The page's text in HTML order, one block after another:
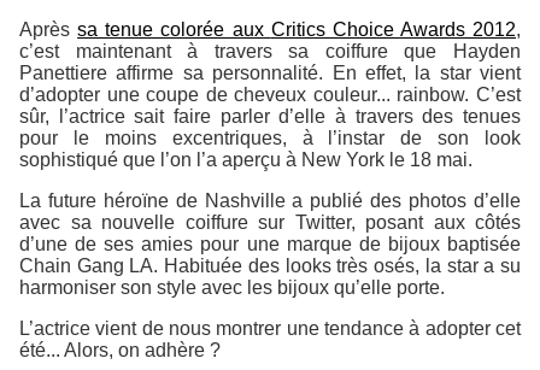
Aprèssa tenue colorée aux Critics Choice Awards 2012,
c’est maintenant à travers sa coiffure que
Hayden
Panettiere affirme sa personnalité. En effet, la star vient
d’adopter une coupe de cheveux couleur... rainbow. C’est
sûr, l’actrice sait faire parler d’elle à travers des tenues
pour le moins excentriques, à l’instar de son look
sophistiqué que l’on l’a aperçu à New York le 18 mai.
La future héroïne de Nashvillea publié des photos d’elle
avec sa nouvelle coiffure sur Twitter, posant aux côtés
d’une de ses amies pour une marque de bijoux baptisée
Chain Gang LA. Habituée des looks très osés, la star a su
harmoniser son style avec les bijoux qu’elle porte.
L’actrice vient de nous montrer une tendance à adopter cet
été... Alors, on adhère ?